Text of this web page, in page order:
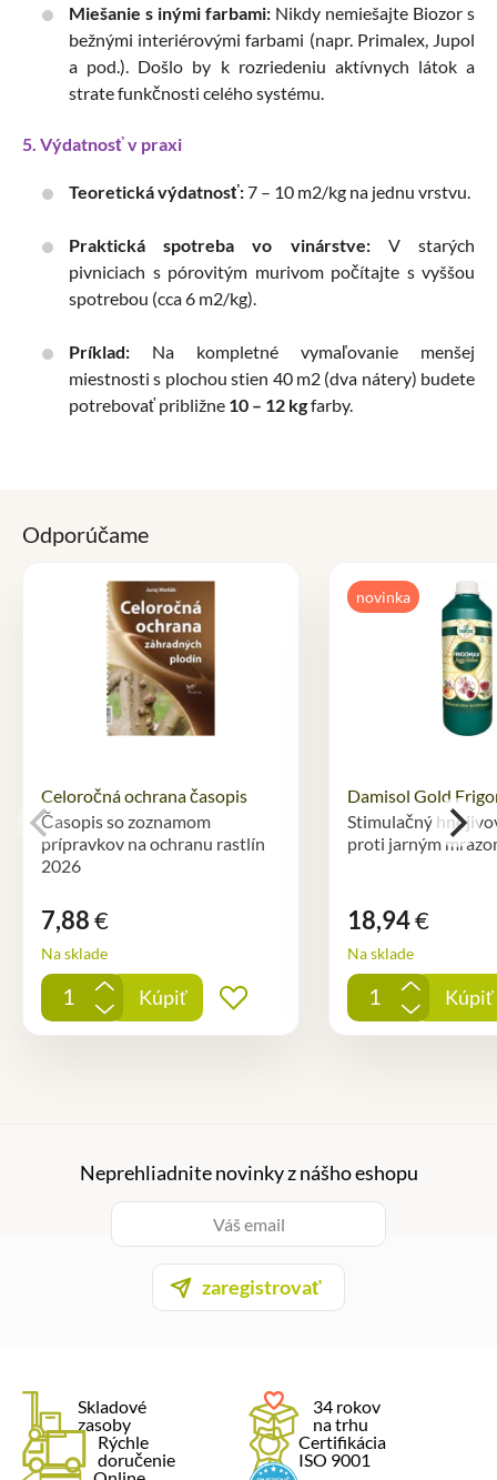
Miešanie s inými farbami: Nikdy nemiešajte Biozor s
bežnými interiérovými farbami (napr. Primalex, Jupol
a pod.). Došlo by k rozriedeniu aktívnych látok a
strate funkčnosti celého systému.
5. Výdatnosť v praxi
Teoretická výdatnosť:7 – 10 m2/kg na jednu vrstvu.
Praktická spotreba vo vinárstve:V starých
pivniciach s pórovitým murivom počítajte s vyššou
spotrebou (cca 6 m2/kg).
Príklad: Na kompletné vymaľovanie menšej
miestnosti s plochou stien 40 m2(dva nátery) budete
potrebovať približne 10 – 12 kgfarby.
Odporúčame
Celoročná ochrana časopis
Časopis so zoznamom
prípravkov na ochranu rastlín
2026
7,88€
Na sklade
+
-
Kúpiť Pridať do obľúbených
novinka
Damisol Gold
Stimulačný
proti jarným
18,94€
Na sklade
+
-
Kúpiť
Neprehliadnite novinky z nášho eshopu
zaregistrovať
Skladové
zasoby
34 rokov
na trhu
Rýchle
doručenie
Certifikácia
ISO 9001